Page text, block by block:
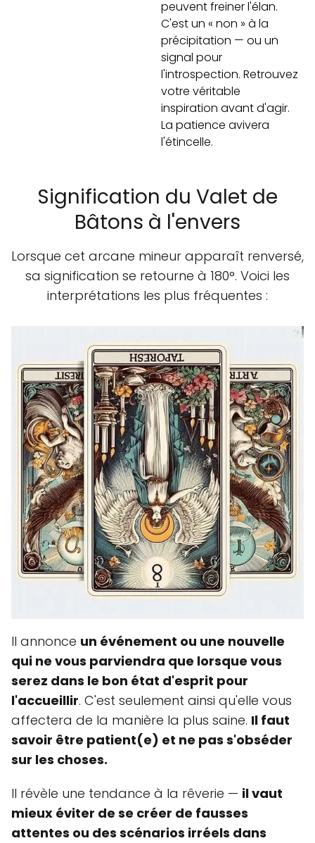
peuvent freiner l'élan.
C'est un « non » à la
précipitation — ou un
signal pour
l'introspection. Retrouvez
votre véritable
inspiration avant d'agir.
La patience avivera
l'étincelle.
Signification du Valet de
Bâtons à l'envers
Lorsque cet arcane mineur apparaît renversé,
sa signification se retourne à 180°. Voici les
interprétations les plus fréquentes :
Il annonce un événement ou une nouvelle
qui ne vous parviendra que lorsque vous
serez dans le bon état d'esprit pour
l'accueillir. C'est seulement ainsi qu'elle vous
affectera de la manière la plus saine. Il faut
savoir être patient(e) et ne pas s'obséder
sur les choses.
Il révèle une tendance à la rêverie — il vaut
mieux éviter de se créer de fausses
attentes ou des scénarios irréels dans